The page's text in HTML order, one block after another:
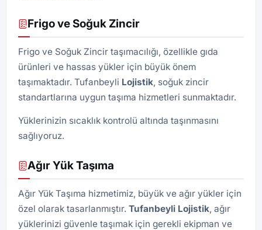
Frigo ve Soğuk Zincir
Frigo ve Soğuk Zincir taşımacılığı, özellikle gıda
ürünleri ve hassas yükler için büyük önem
taşımaktadır. Tufanbeyli Lojistik, soğuk zincir
standartlarına uygun taşıma hizmetleri sunmaktadır.
Yüklerinizin sıcaklık kontrolü altında taşınmasını
sağlıyoruz.
Ağır Yük Taşıma
Ağır Yük Taşıma hizmetimiz, büyük ve ağır yükler için
özel olarak tasarlanmıştır. Tufanbeyli Lojistik, ağır
yüklerinizi güvenle taşımak için gerekli ekipman ve